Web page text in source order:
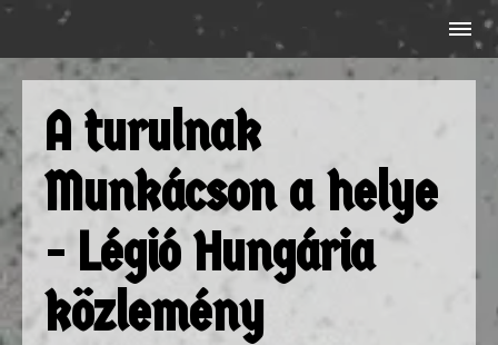
A turulnak
Munkácson a helye
- Légió Hungária
közlemény